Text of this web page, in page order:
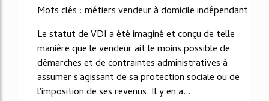
Mots clés : métiers vendeur à domicile indépendant
Le statut de VDI a été imaginé et conçu de telle
manière que le vendeur ait le moins possible de
démarches et de contraintes administratives à
assumer s'agissant de sa protection sociale ou de
l'imposition de ses revenus. Il y en a...